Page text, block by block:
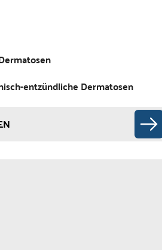
entzündliche Dermatosen